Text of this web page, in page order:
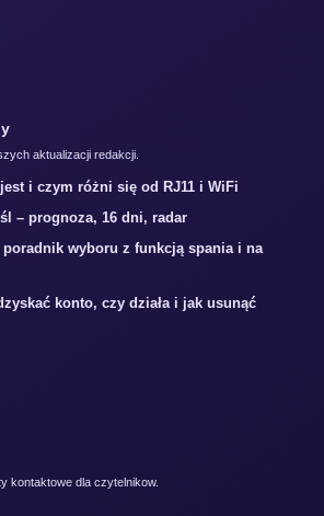
aktualizacji redakcji.
jest i czym różni się od RJ11 i WiFi
– prognoza, 16 dni, radar
poradnik wyboru z funkcją spania i na
konto, czy działa i jak usunąć
kontaktowe dla czytelnikow.